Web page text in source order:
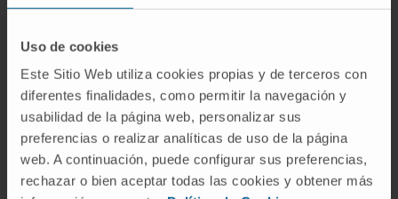
Uso de cookies
Este Sitio Web utiliza cookies propias y de terceros con
diferentes finalidades, como permitir la navegación y
usabilidad de la página web, personalizar sus
preferencias o realizar analíticas de uso de la página
web. A continuación, puede configurar sus preferencias,
rechazar o bien aceptar todas las cookies y obtener más
una arteria y una vena en cada lado del cráneo.
¿Por qué sangra tanto el cuero
cabelludo?
Las arterias del scalp están rodeadas por
tabiques de tejido conectivo que las
mantienen abiertas al cortarlas, a diferencia
de lo que ocurre en la mayoría de los tejidos